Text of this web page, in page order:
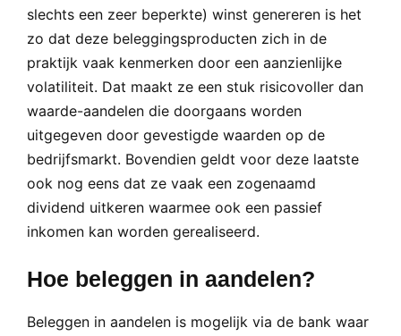
slechts een zeer beperkte) winst genereren is het
zo dat deze beleggingsproducten zich in de
praktijk vaak kenmerken door een aanzienlijke
volatiliteit. Dat maakt ze een stuk risicovoller dan
waarde-aandelen die doorgaans worden
uitgegeven door gevestigde waarden op de
bedrijfsmarkt. Bovendien geldt voor deze laatste
ook nog eens dat ze vaak een zogenaamd
dividend uitkeren waarmee ook een passief
inkomen kan worden gerealiseerd.
Hoe beleggen in aandelen?
Beleggen in aandelen is mogelijk via de bank waar